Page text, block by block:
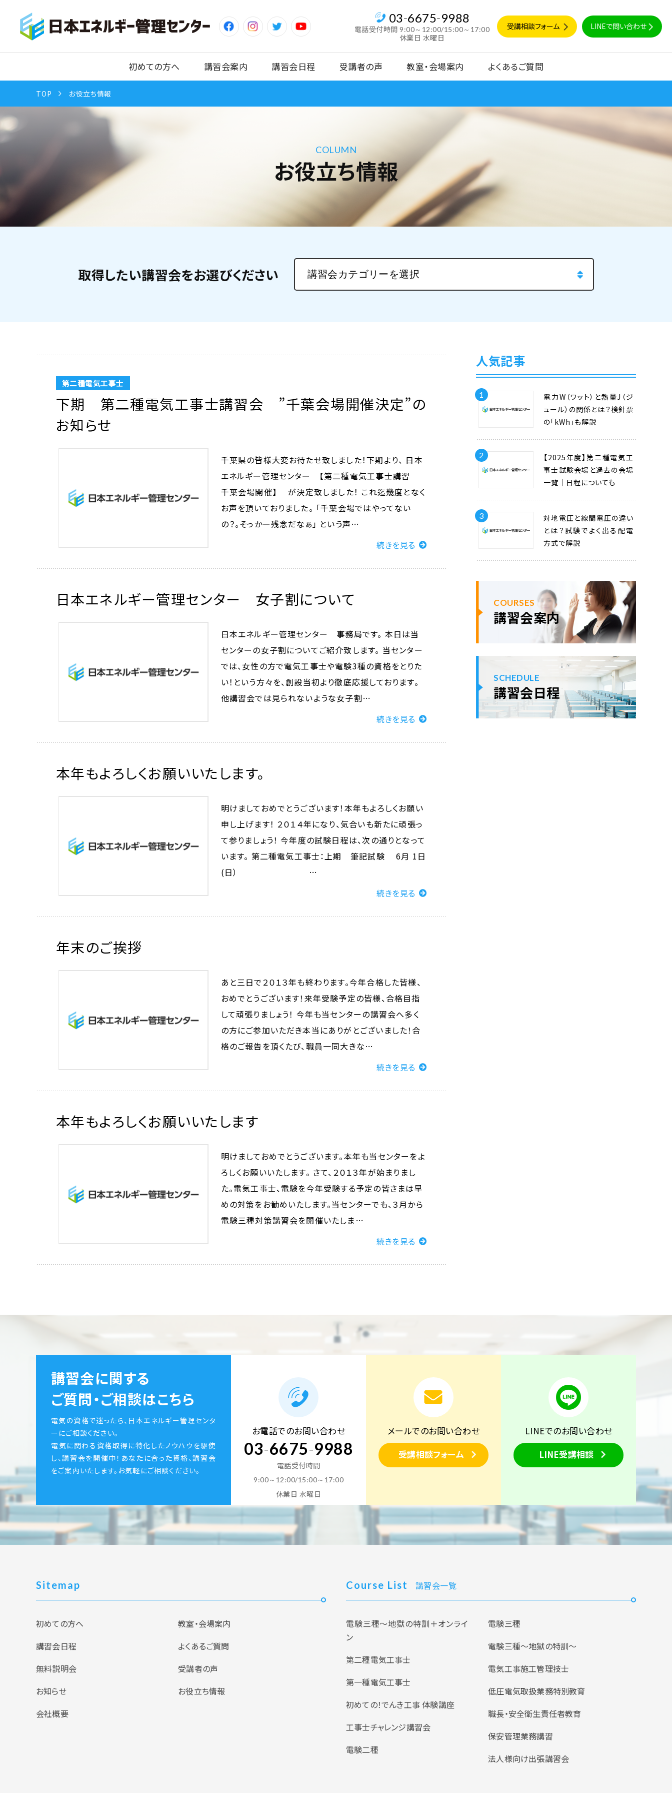
03-6675-9988
電話受付時間 9:00～12:00/15:00～17:00
休業日 水曜日
受講相談フォーム LINEで問い合わせ
初めての方へ 講習会案内 講習会日程 受講者の声 教室・会場案内 よくあるご質問
TOP お役立ち情報
COLUMN
お役立ち情報
取得したい講習会をお選びください
第二種電気工事士
下期 第二種電気工事士講習会 ”千葉会場開催決定”の
お知らせ
千葉県の皆様大変お待たせ致しました！下期より、 日本
エネルギー管理センター 【第二種電気工事士講習
千葉会場開催】 が決定致しました！ これ迄幾度となく
お声を頂いておりました。 「千葉会場ではやってない
の？。そっかー残念だなぁ」 という声…
続きを見る
日本エネルギー管理センター 女子割について
日本エネルギー管理センター 事務局です。 本日は当
センターの女子割についてご紹介致します。 当センター
では、女性の方で電気工事士や電験3種の資格をとりた
い！という方々を、創設当初より徹底応援しております。
他講習会では見られないような女子割…
続きを見る
本年もよろしくお願いいたします。
明けましておめでとうございます！本年もよろしくお願い
申し上げます！ ２０１４年になり、気合いも新たに頑張っ
て参りましょう！ 今年度の試験日程は、次の通りとなって
います。 第二種電気工事士：上期 筆記試験 6月 1日
(日） …
続きを見る
年末のご挨拶
あと三日で２０１３年も終わります。今年合格した皆様、
おめでとうございます！来年受験予定の皆様、合格目指
して頑張りましょう！ 今年も当センターの講習会へ多く
の方にご参加いただき本当にありがとございました！合
格のご報告を頂くたび、職員一同大きな…
続きを見る
本年もよろしくお願いいたします
明けましておめでとうございます。本年も当センターをよ
ろしくお願いいたします。 さて、２０１３年が始まりまし
た。電気工事士、電験を今年受験する予定の皆さまは早
めの対策をお勧めいたします。当センターでも、３月から
電験三種対策講習会を開催いたしま…
続きを見る
人気記事
1
電力W（ワット）と熱量J（ジ
ュール）の関係とは？検針票
の「kWh」も解説
2
【2025年度】第二種電気工
事士試験会場と過去の会場
一覧｜日程についても
3
対地電圧と線間電圧の違い
とは？試験でよく出る配電
方式で解説
COURSES
講習会案内
SCHEDULE
講習会日程
講習会に関する
ご質問・ご相談はこちら
電気の資格で迷ったら、日本エネルギー管理センタ
ーにご相談ください。
電気に関わる資格取得に特化したノウハウを駆使
し、講習会を開催中！あなたに合った資格、講習会
をご案内いたします。お気軽にご相談ください。
お電話でのお問い合わせ
03-6675-9988
電話受付時間
9:00～12:00/15:00～17:00
休業日 水曜日
メールでのお問い合わせ
受講相談フォーム
LINEでのお問い合わせ
LINE受講相談
Sitemap
初めての方へ
教室・会場案内
講習会日程
よくあるご質問
無料説明会
受講者の声
お知らせ
お役立ち情報
会社概要
Course List 講習会一覧
電験三種～地獄の特訓＋オンライ
ン
第二種電気工事士
第一種電気工事士
初めての！でんき工事 体験講座
工事士チャレンジ講習会
電験二種
電験三種
電験三種〜地獄の特訓〜
電気工事施工管理技士
低圧電気取扱業務特別教育
職長・安全衛生責任者教育
保安管理業務講習
法人様向け出張講習会